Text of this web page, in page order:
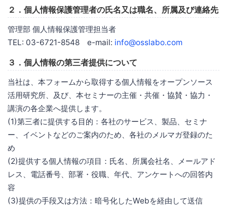
２．個人情報保護管理者の氏名又は職名、所属及び連絡先
管理部 個人情報保護管理担当者
TEL: 03-6721-8548 e-mail: info@osslabo.com
３．個人情報の第三者提供について
当社は、本フォームから取得する個人情報をオープンソース
活用研究所、及び、本セミナーの主催・共催・協賛・協力・
講演の各企業へ提供します。
(1)第三者に提供する目的：各社のサービス、製品、セミナ
ー、イベントなどのご案内のため、各社のメルマガ登録のた
め
(2)提供する個人情報の項目：氏名、所属会社名、メールアド
レス、電話番号、部署・役職、年代、アンケートへの回答内
容
(3)提供の手段又は方法：暗号化したWebを経由して送信